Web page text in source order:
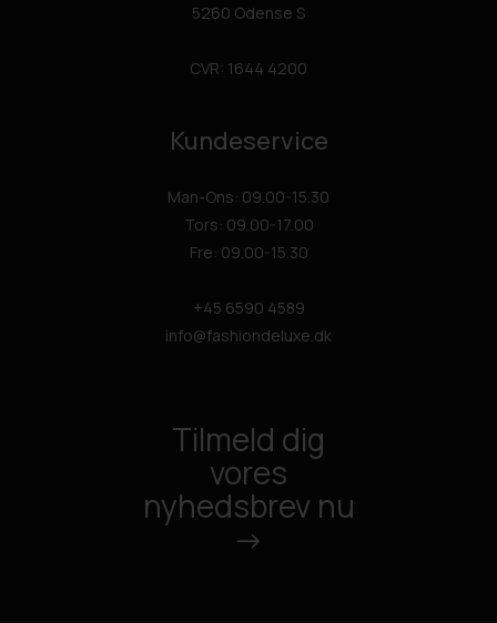
5260 Odense S
CVR: 1644 4200
Kundeservice
Man-Ons: 09.00-15.30
Tors: 09.00-17.00
Fre: 09.00-15.30
+45 6590 4589
info@fashiondeluxe.dk
Tilmeld dig
vores
nyhedsbrev nu
->